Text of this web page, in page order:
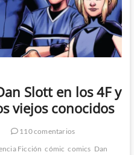
Slott en los 4F y
viejos conocidos
110 comentarios
Ficción cómic comics Dan